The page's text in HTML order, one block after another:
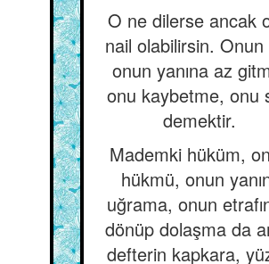
O ne dilerse ancak
nail olabilirsin. Onun
onun yanına az
onu kaybetme, onu
demektir.
Mademki hüküm,
hükmü, onun
uğrama, onun
dönüp dolaşma da
defterin kapkara,